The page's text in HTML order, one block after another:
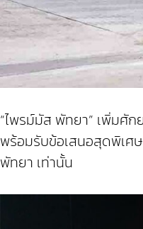
“ไพรม์มัส พัทยา” เพิ่มศั
พร้อมรับข้อเสนอสุดพิเศษ
พัทยา เท่านั้น